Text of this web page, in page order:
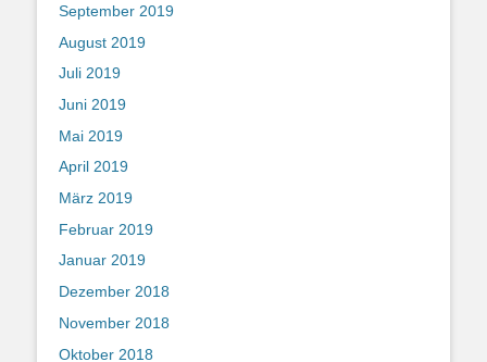
September 2019
August 2019
Juli 2019
Juni 2019
Mai 2019
April 2019
März 2019
Februar 2019
Januar 2019
Dezember 2018
November 2018
Oktober 2018